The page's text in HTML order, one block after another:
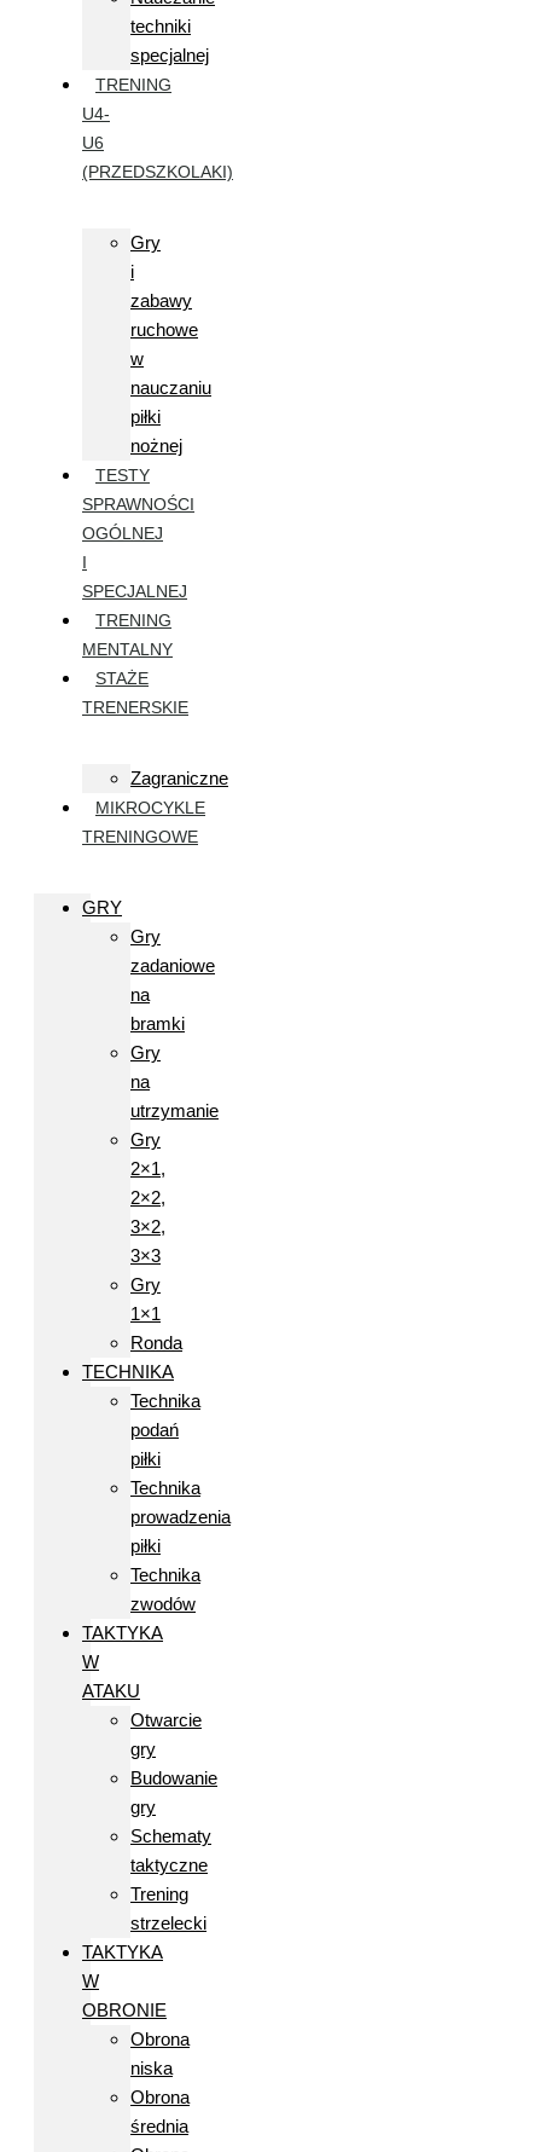
techniki
specjalnej
TRENING
U4-
U6
(PRZEDSZKOLAKI)
Gry
i
zabawy
ruchowe
w
nauczaniu
piłki
nożnej
TESTY
SPRAWNOŚCI
OGÓLNEJ
I
SPECJALNEJ
TRENING
MENTALNY
STAŻE
TRENERSKIE
Zagraniczne
MIKROCYKLE
TRENINGOWE
GRY
Gry
zadaniowe
na
bramki
Gry
na
utrzymanie
Gry
2×1,
2×2,
3×2,
3×3
Gry
1×1
Ronda
TECHNIKA
Technika
podań
piłki
Technika
prowadzenia
piłki
Technika
zwodów
TAKTYKA
W
ATAKU
Otwarcie
gry
Budowanie
gry
Schematy
taktyczne
Trening
strzelecki
TAKTYKA
W
OBRONIE
Obrona
niska
Obrona
średnia